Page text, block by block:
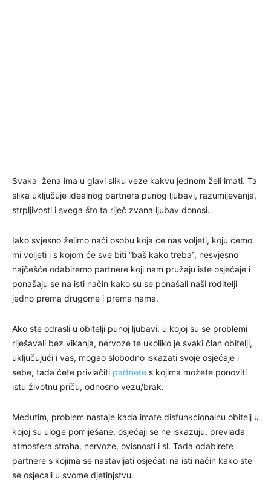
Svaka žena ima u glavi sliku veze kakvu jednom želi imati. Ta
slika uključuje idealnog partnera punog ljubavi, razumijevanja,
strpljivosti i svega što ta riječ zvana ljubav donosi.
Iako svjesno želimo naći osobu koja će nas voljeti, koju ćemo
mi voljeti i s kojom će sve biti “baš kako treba”, nesvjesno
najčešće odabiremo partnere koji nam pružaju iste osjećaje i
ponašaju se na isti način kako su se ponašali naši roditelji
jedno prema drugome i prema nama.
Ako ste odrasli u obitelji punoj ljubavi, u kojoj su se problemi
riješavali bez vikanja, nervoze te ukoliko je svaki član obitelji,
uključujući i vas, mogao slobodno iskazati svoje osjećaje i
sebe, tada ćete privlačiti partnere s kojima možete ponoviti
istu životnu priču, odnosno vezu/brak.
Međutim, problem nastaje kada imate disfunkcionalnu obitelj u
kojoj su uloge pomiješane, osjećaji se ne iskazuju, prevlada
atmosfera straha, nervoze, ovisnosti i sl. Tada odabirete
partnere s kojima se nastavljati osjećati na isti način kako ste
se osjećali u svome djetinjstvu.